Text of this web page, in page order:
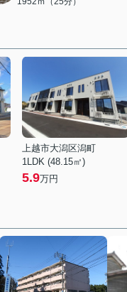
上越市大潟区潟町
1LDK (48.15㎡)
5.9万円